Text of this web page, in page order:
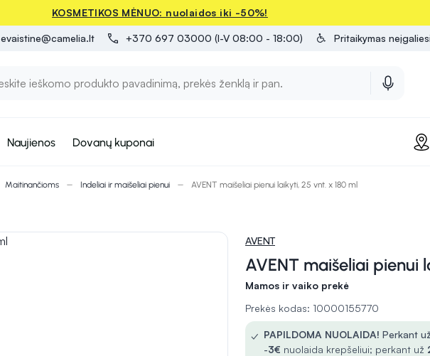
KOSMETIKOS MĖNUO: nuolaidos iki -50%!
evaistine@camelia.lt +370 697 03000 (I-V 08:00 - 18:00) Pritaikymas
Naujienos Dovanų kuponai
Maitinančioms Indeliai ir maišeliai pienui AVENT maišeliai pienui laikyti, 25 vnt. x 180 ml
AVENT
AVENT maišeliai pienui
Mamos ir vaiko prekė
Prekės kodas: 10000155770
✓ PAPILDOMA NUOLAIDA! Perkant už
-3€ nuolaida krepšeliui; perkant už